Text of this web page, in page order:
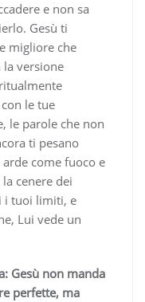
e non sa
Gesù ti
migliore che
versione
le tue
le parole che non
ti pesano
come fuoco e
cenere dei
i tuoi limiti, e
Lui vede un
Gesù non manda
perfette, ma